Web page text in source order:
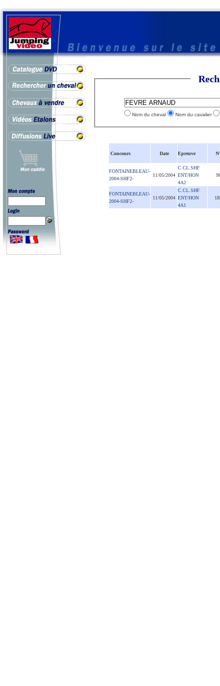
Nom du cheval Nom du cavalier
Concours Date Epreuve
FONTAINEBLEAU-
2004-SHF2-
11/05/2004
C.CL.SHF
ENT/HON
4A2
FONTAINEBLEAU-
2004-SHF2-
11/05/2004
C.CL.SHF
ENT/HON
4A1